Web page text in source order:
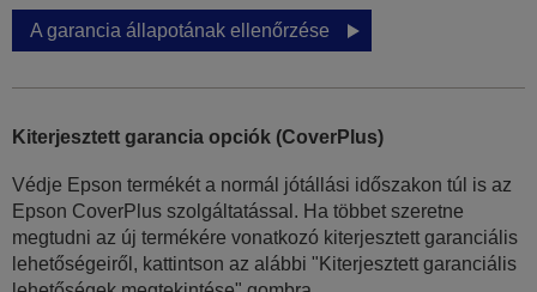
A garancia állapotának ellenőrzése
Kiterjesztett garancia opciók (CoverPlus)
Védje Epson termékét a normál jótállási időszakon túl is az
Epson CoverPlus szolgáltatással. Ha többet szeretne
megtudni az új termékére vonatkozó kiterjesztett garanciális
lehetőségeiről, kattintson az alábbi "Kiterjesztett garanciális